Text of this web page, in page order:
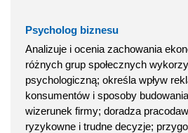
Psycholog biznesu
Analizuje i ocenia zachowania
różnych grup społecznych
psychologiczną; określa wpływ
konsumentów i sposoby
wizerunek firmy; doradza
ryzykowne i trudne decyzje;